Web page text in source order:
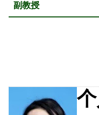
副教授